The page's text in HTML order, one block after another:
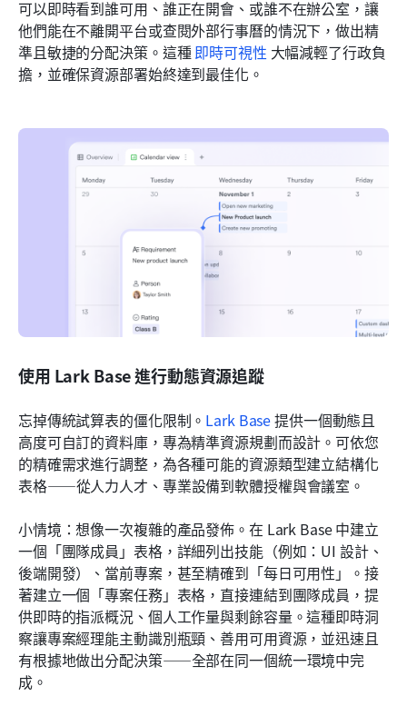
可以即時看到誰可用、誰正在開會、或誰不在辦公室，讓
他們能在不離開平台或查閱外部行事曆的情況下，做出精
準且敏捷的分配決策。這種 即時可視性 大幅減輕了行政負
擔，並確保資源部署始終達到最佳化。
使用 Lark Base 進行動態資源追蹤
忘掉傳統試算表的僵化限制。 Lark Base 提供一個動態且
高度可自訂的資料庫，專為精準資源規劃而設計。可依您
的精確需求進行調整，為各種可能的資源類型建立結構化
表格——從人力人才、專業設備到軟體授權與會議室。
小情境：想像一次複雜的產品發佈。在 Lark Base 中建立
一個「團隊成員」表格，詳細列出技能（例如：UI 設計、
後端開發）、當前專案，甚至精確到「每日可用性」。接
著建立一個「專案任務」表格，直接連結到團隊成員，提
供即時的指派概況、個人工作量與剩餘容量。這種即時洞
察讓專案經理能主動識別瓶頸、善用可用資源，並迅速且
有根據地做出分配決策——全部在同一個統一環境中完
成。